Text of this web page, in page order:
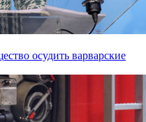
осудить варварские